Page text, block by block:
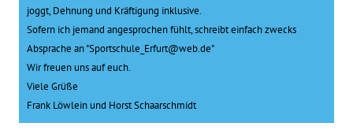
joggt, Dehnung und Kräftigung inklusive.
Sofern ich jemand angesprochen fühlt, schreibt einfach zwecks
Absprache an "Sportschule_Erfurt@web.de"
Wir freuen uns auf euch.
Viele Grüße
Frank Löwlein und Horst Schaarschmidt